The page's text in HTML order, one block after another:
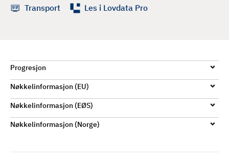
Transport Les i Lovdata Pro
Progresjon
Nøkkelinformasjon (EU)
Nøkkelinformasjon (EØS)
Nøkkelinformasjon (Norge)